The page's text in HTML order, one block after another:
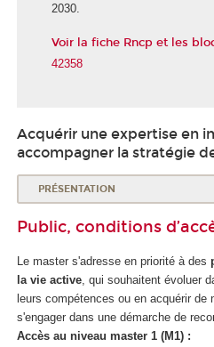
2030.
Voir la fiche Rncp et les
42358
Acquérir une expertise en
accompagner la stratégie
PRÉSENTATION
Public, conditions
Le master s'adresse en priorité à des
la vie active, qui souhaitent évoluer
leurs compétences ou en acquérir
s'engager dans une démarche de
Accès au niveau master 1 (M1) :